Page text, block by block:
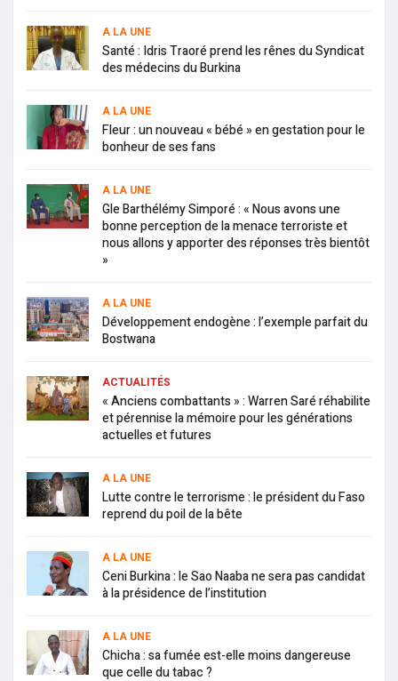
A LA UNE
Santé : Idris Traoré prend les rênes du Syndicat
des médecins du Burkina
A LA UNE
Fleur : un nouveau « bébé » en gestation pour le
bonheur de ses fans
A LA UNE
Gle Barthélémy Simporé : « Nous avons une
bonne perception de la menace terroriste et
nous allons y apporter des réponses très bientôt
»
A LA UNE
Développement endogène : l’exemple parfait du
Bostwana
ACTUALITÉS
« Anciens combattants » : Warren Saré réhabilite
et pérennise la mémoire pour les générations
actuelles et futures
A LA UNE
Lutte contre le terrorisme : le président du Faso
reprend du poil de la bête
A LA UNE
Ceni Burkina : le Sao Naaba ne sera pas candidat
à la présidence de l’institution
A LA UNE
Chicha : sa fumée est-elle moins dangereuse
que celle du tabac ?